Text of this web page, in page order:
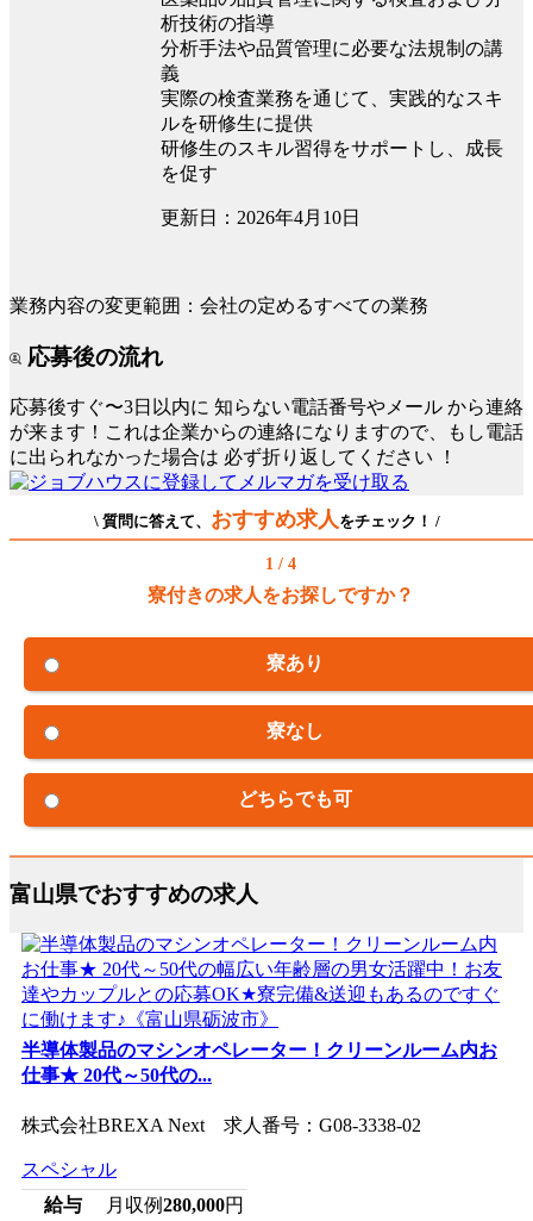
析技術の指導
分析手法や品質管理に必要な法規制の講
義
実際の検査業務を通じて、実践的なスキ
ルを研修生に提供
研修生のスキル習得をサポートし、成長
を促す
更新日：2026年4月10日
業務内容の変更範囲：会社の定めるすべての業務
応募後の流れ
応募後すぐ〜3日以内に 知らない電話番号やメール から連絡
が来ます！これは企業からの連絡になりますので、もし電話
に出られなかった場合は 必ず折り返してください ！
\ 質問に答えて、 おすすめ求人 をチェック！ /
1 / 4
寮付きの求人をお探しですか？
寮あり
寮なし
どちらでも可
富山県でおすすめの求人
半導体製品のマシンオペレーター！クリーンルーム内お
仕事★ 20代～50代の...
株式会社BREXA Next 求人番号：G08-3338-02
スペシャル
給与
月収例280,000円